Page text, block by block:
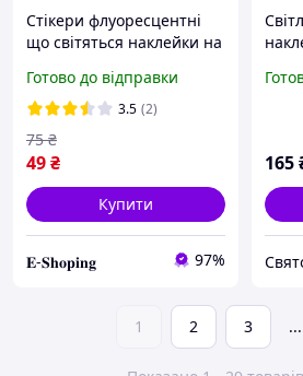
Стікери флуоресцентні
що світяться наклейки на
Button Stickers Blue
Готово до відправки
3.5 (2)
49₴
75 ₴
Купити
𝐄-𝐒𝐡𝐨𝐩𝐢𝐧𝐠 97%
165
1 2 3 ...